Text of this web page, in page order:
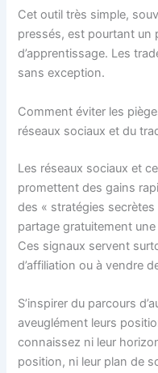
Cet outil très simple,
pressés, est pourtant un
d’apprentissage. Les
sans exception.
Comment éviter les
réseaux sociaux et du
Les réseaux sociaux et
promettent des gains
des « stratégies
partage gratuitement
Ces signaux servent
d’affiliation ou à vendre
S’inspirer du parcours
aveuglément leurs
connaissez ni leur
position, ni leur plan de